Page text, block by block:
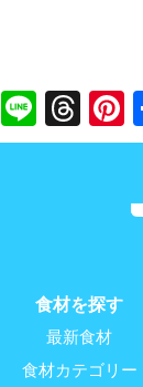
Line
食材を探す
最新食材
食材カテゴリー